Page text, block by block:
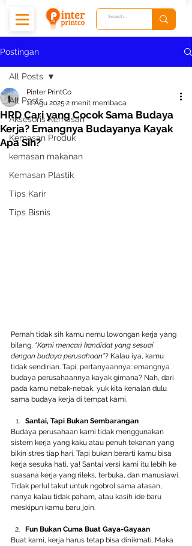
Postingan
All Posts
Aksesoris Kemasan
Kemasan Produk
kemasan makanan
Kemasan Plastik
Tips Karir
Tips Bisnis
All Posts
HRD Cari yang Cocok Sama Budaya
Kerja? Emangnya Budayanya Kayak
Apa Sih?
Pinter PrintCo
11 Agu 2025 2 menit membaca
Pernah tidak sih kamu nemu lowongan kerja yang
bilang, “Kami mencari kandidat yang sesuai
dengan budaya perusahaan”? Kalau iya, kamu
tidak sendirian. Tapi, pertanyaannya: emangnya
budaya perusahaannya kayak gimana? Nah, dari
pada kamu nebak-nebak, yuk kita kenalan dulu
sama budaya kerja di tempat kami.
Santai, Tapi Bukan Sembarangan
Budaya perusahaan kami tidak menggunakan
sistem kerja yang kaku atau penuh tekanan yang
bikin stres tiap hari. Tapi bukan berarti kamu bisa
kerja sesuka hati, ya! Santai versi kami itu lebih ke
suasana kerja yang rileks, terbuka, dan manusiawi.
Tidak perlul takut untuk ngobrol sama atasan,
nanya kalau tidak paham, atau kasih ide baru
meskipun kamu baru join.
Fun Bukan Cuma Buat Gaya-Gayaan
Buat kami, kerja harus tetap bisa dinikmati. Maka